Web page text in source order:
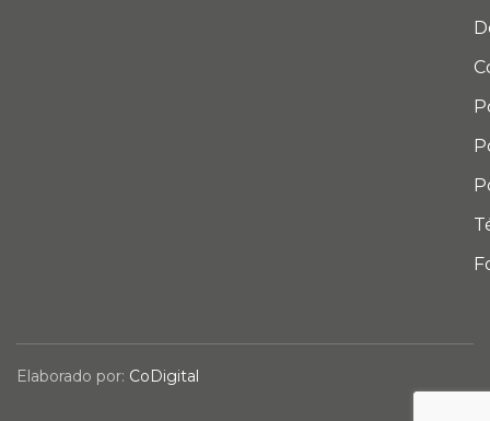
Elaborado por: CoDigital